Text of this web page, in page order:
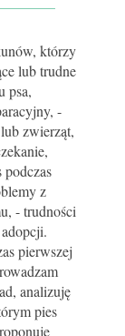
którzy
lub trudne
psa,
-
zwierząt,
podczas
z
- trudności
pierwszej
analizuję
pies